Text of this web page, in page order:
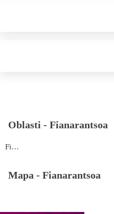
Oblasti - Fianarantsoa
Fianarantsoa
Mapa - Fianarantsoa